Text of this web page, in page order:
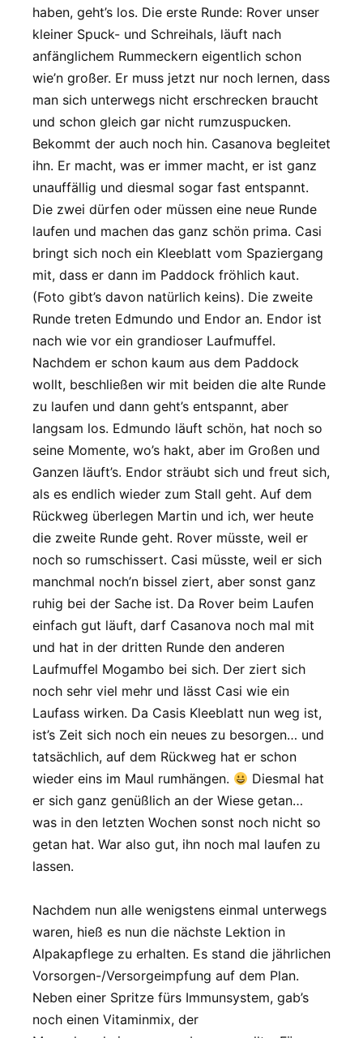
haben, geht’s los. Die erste Runde: Rover unser
kleiner Spuck- und Schreihals, läuft nach
anfänglichem Rummeckern eigentlich schon
wie’n großer. Er muss jetzt nur noch lernen, dass
man sich unterwegs nicht erschrecken braucht
und schon gleich gar nicht rumzuspucken.
Bekommt der auch noch hin. Casanova begleitet
ihn. Er macht, was er immer macht, er ist ganz
unauffällig und diesmal sogar fast entspannt.
Die zwei dürfen oder müssen eine neue Runde
laufen und machen das ganz schön prima. Casi
bringt sich noch ein Kleeblatt vom Spaziergang
mit, dass er dann im Paddock fröhlich kaut.
(Foto gibt’s davon natürlich keins). Die zweite
Runde treten Edmundo und Endor an. Endor ist
nach wie vor ein grandioser Laufmuffel.
Nachdem er schon kaum aus dem Paddock
wollt, beschließen wir mit beiden die alte Runde
zu laufen und dann geht’s entspannt, aber
langsam los. Edmundo läuft schön, hat noch so
seine Momente, wo’s hakt, aber im Großen und
Ganzen läuft’s. Endor sträubt sich und freut sich,
als es endlich wieder zum Stall geht. Auf dem
Rückweg überlegen Martin und ich, wer heute
die zweite Runde geht. Rover müsste, weil er
noch so rumschissert. Casi müsste, weil er sich
manchmal noch’n bissel ziert, aber sonst ganz
ruhig bei der Sache ist. Da Rover beim Laufen
einfach gut läuft, darf Casanova noch mal mit
und hat in der dritten Runde den anderen
Laufmuffel Mogambo bei sich. Der ziert sich
noch sehr viel mehr und lässt Casi wie ein
Laufass wirken. Da Casis Kleeblatt nun weg ist,
ist’s Zeit sich noch ein neues zu besorgen… und
tatsächlich, auf dem Rückweg hat er schon
wieder eins im Maul rumhängen.
Diesmal hat
er sich ganz genüßlich an der Wiese getan…
was in den letzten Wochen sonst noch nicht so
getan hat. War also gut, ihn noch mal laufen zu
lassen.
Nachdem nun alle wenigstens einmal unterwegs
waren, hieß es nun die nächste Lektion in
Alpakapflege zu erhalten. Es stand die jährlichen
Vorsorgen-/Versorgeimpfung auf dem Plan.
Neben einer Spritze fürs Immunsystem, gab’s
noch einen Vitaminmix, der